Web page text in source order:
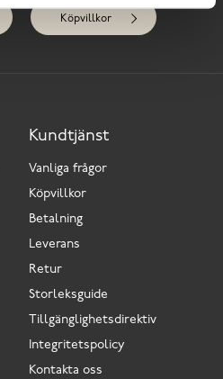
Köpvillkor
Kundtjänst
Vanliga frågor
Köpvillkor
Betalning
Leverans
Retur
Storleksguide
Tillgänglighetsdirektiv
Integritetspolicy
Kontakta oss